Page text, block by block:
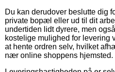
Du kan derudover beslutte dig
private bopæl eller ud til dit
undertiden lidt dyrere, men
kostelige mulighed for
at hente ordren selv, hvilket
nær online shoppens hjemsted.